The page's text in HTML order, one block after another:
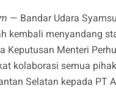
— Bandar Udara
kembali menyandang
Keputusan Menteri
kolaborasi semua
Selatan kepada PT